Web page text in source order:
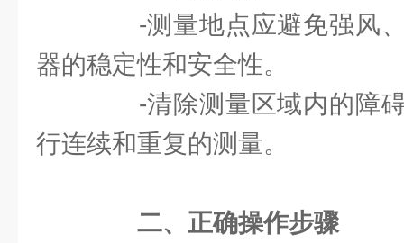
-测量地点应避免强风、
器的稳定性和安全性。
-清除测量区域内的障碍
行连续和重复的测量。
二、正确操作步骤